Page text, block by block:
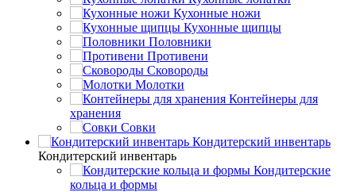
Кухонные ножи
Кухонные щипцы
Половники
Противени
Сковороды
Молотки
Контейнеры для
хранения
Совки
Кондитерский инвентарь
Кондитерский инвентарь
Кондитерские
кольца и формы